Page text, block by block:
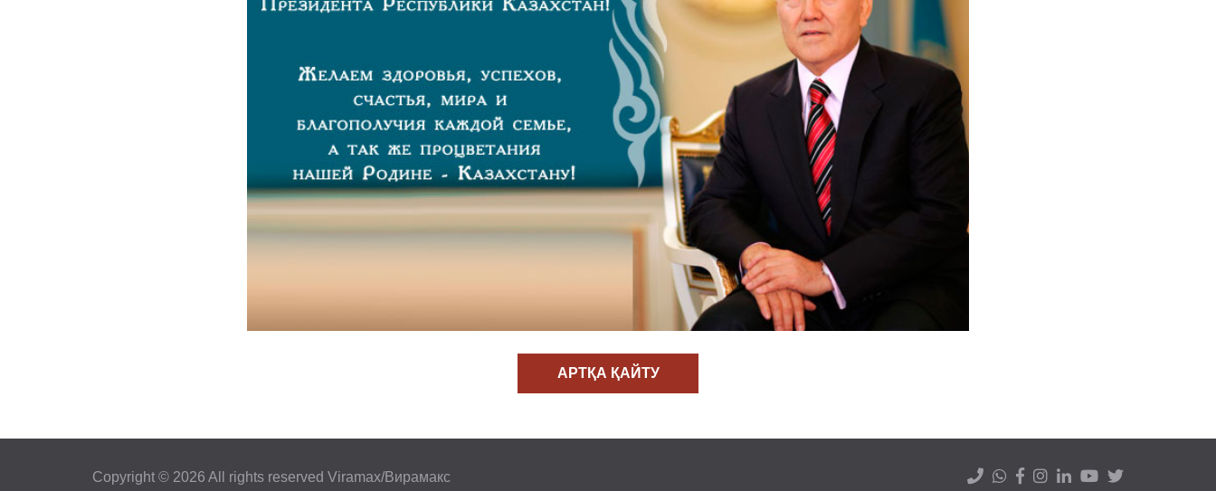
АРТҚА ҚАЙТУ
Copyright © 2026 All rights reserved Viramax/Вирамакс